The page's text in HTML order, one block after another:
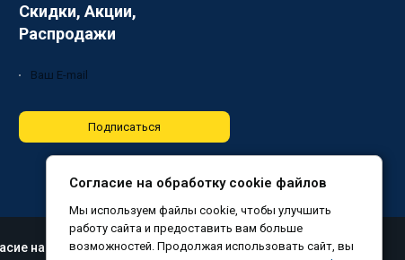
Скидки, Акции,
Распродажи
Подписаться
на обработку файлов cookie
Согласие на обработку cookie файлов
Мы используем файлы cookie, чтобы улучшить
работу сайта и предоставить вам больше
возможностей. Продолжая использовать сайт, вы